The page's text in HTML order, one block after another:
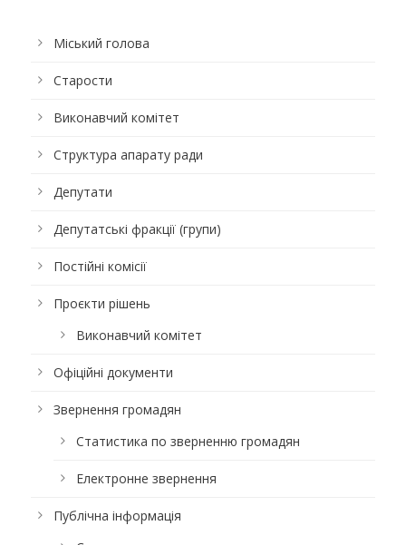
Міський голова
Старости
Виконавчий комітет
Структура апарату ради
Депутати
Депутатські фракції (групи)
Постійні комісії
Проєкти рішень
Виконавчий комітет
Офіційні документи
Звернення громадян
Статистика по зверненню громадян
Електронне звернення
Публічна інформація